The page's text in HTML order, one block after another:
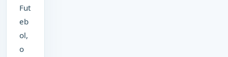
Fut
eb
ol,
o